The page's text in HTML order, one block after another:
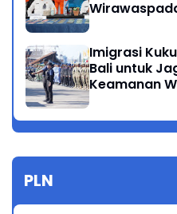
Imigrasi
Bali untuk
Keamanan
PLN